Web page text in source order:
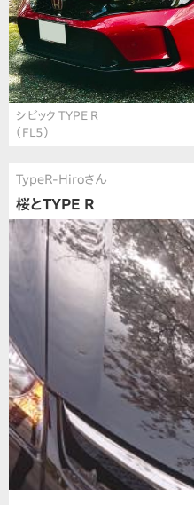
シビック TYPE R
（FL5）
TypeR-Hiroさん
桜とTYPE R